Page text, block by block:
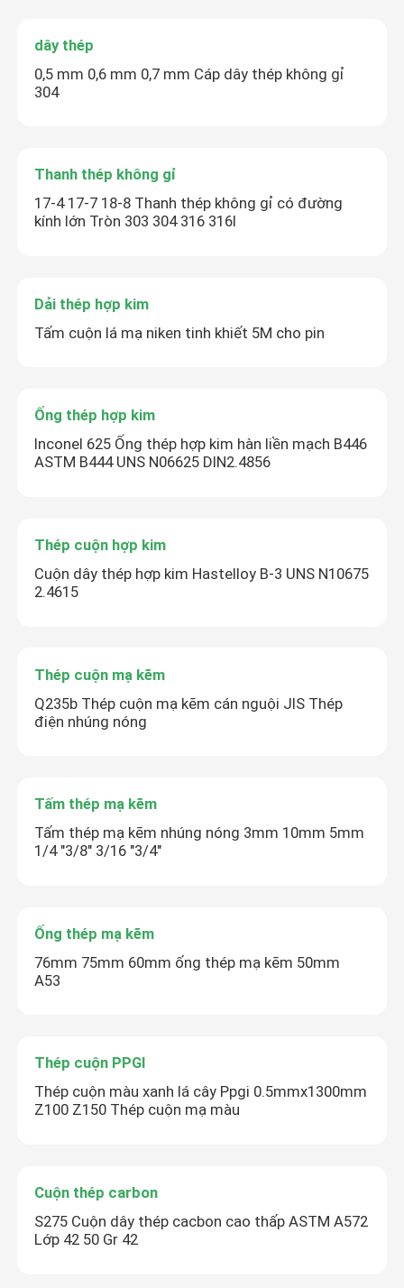
dây thép
0,5 mm 0,6 mm 0,7 mm Cáp dây thép không gỉ
304
Thanh thép không gỉ
17-4 17-7 18-8 Thanh thép không gỉ có đường
kính lớn Tròn 303 304 316 316l
Dải thép hợp kim
Tấm cuộn lá mạ niken tinh khiết 5M cho pin
Ống thép hợp kim
Inconel 625 Ống thép hợp kim hàn liền mạch B446
ASTM B444 UNS N06625 DIN2.4856
Thép cuộn hợp kim
Cuộn dây thép hợp kim Hastelloy B-3 UNS N10675
2.4615
Thép cuộn mạ kẽm
Q235b Thép cuộn mạ kẽm cán nguội JIS Thép
điện nhúng nóng
Tấm thép mạ kẽm
Tấm thép mạ kẽm nhúng nóng 3mm 10mm 5mm
1/4 "3/8" 3/16 "3/4"
Ống thép mạ kẽm
76mm 75mm 60mm ống thép mạ kẽm 50mm
A53
Thép cuộn PPGI
Thép cuộn màu xanh lá cây Ppgi 0.5mmx1300mm
Z100 Z150 Thép cuộn mạ màu
Cuộn thép carbon
S275 Cuộn dây thép cacbon cao thấp ASTM A572
Lớp 42 50 Gr 42